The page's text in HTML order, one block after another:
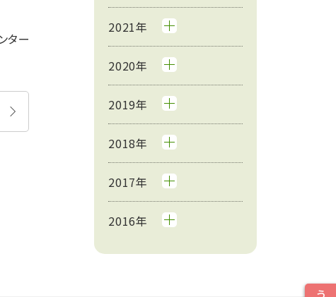
ター
2021年
2020年
2019年
2018年
2017年
2016年